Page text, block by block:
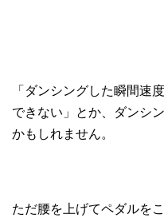
「ダンシングした瞬間速
できない」とか、ダンシ
かもしれません。
ただ腰を上げてペダルを